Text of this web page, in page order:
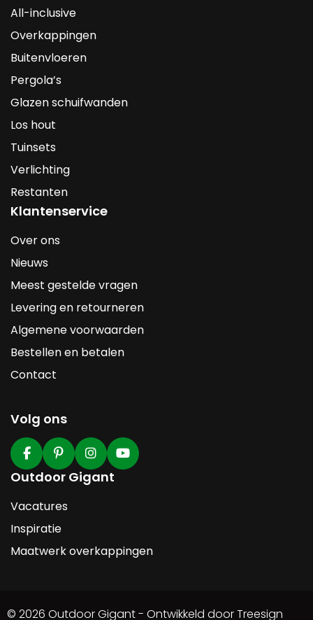
All-inclusive
Overkappingen
Buitenvloeren
Pergola’s
Glazen schuifwanden
Los hout
Tuinsets
Verlichting
Restanten
Klantenservice
Over ons
Nieuws
Meest gestelde vragen
Levering en retourneren
Algemene voorwaarden
Bestellen en betalen
Contact
Volg ons
Outdoor Gigant
Vacatures
Inspiratie
Maatwerk overkappingen
© 2026 Outdoor Gigant - Ontwikkeld door Treesign